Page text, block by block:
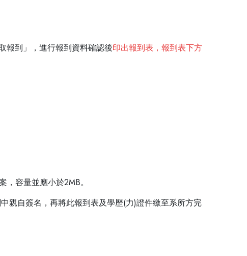
報到」，進行報到資料確認後印出報到表，報到表下方
容量並應小於2MB。
親自簽名，再將此報到表及學歷(力)證件繳至系所方完